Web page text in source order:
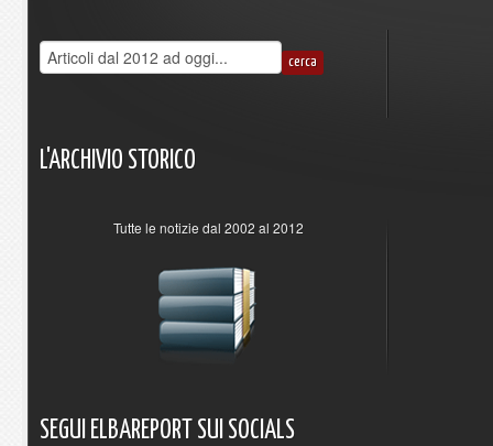
L'ARCHIVIO STORICO
Tutte le notizie dal 2002 al 2012
SEGUI ELBAREPORT SUI SOCIALS